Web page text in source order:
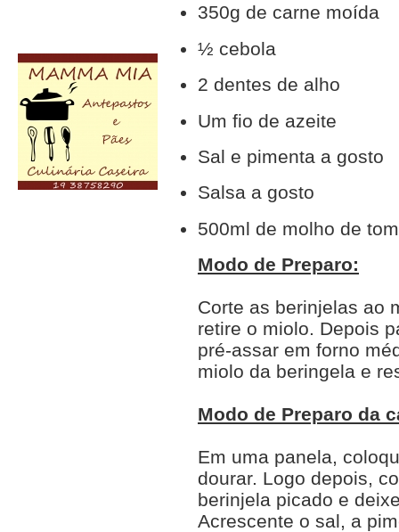
350g de carne moída
½ cebola
2 dentes de alho
Um fio de azeite
Sal e pimenta a gosto
Salsa a gosto
500ml de molho de
Modo de Preparo:
Corte as berinjelas ao
retire o miolo. Depois
pré-assar em forno
miolo da beringela e
Modo de Preparo da
Em uma panela,
dourar. Logo depois,
berinjela picado e
Acrescente o sal, a